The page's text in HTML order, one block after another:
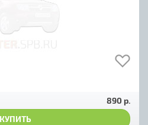
890 р.
КУПИТЬ